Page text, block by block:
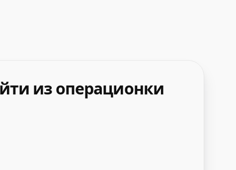
из операционки